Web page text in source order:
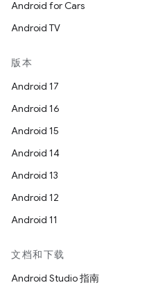
Android for Cars
Android TV
版本
Android 17
Android 16
Android 15
Android 14
Android 13
Android 12
Android 11
文档和下载
Android Studio 指南